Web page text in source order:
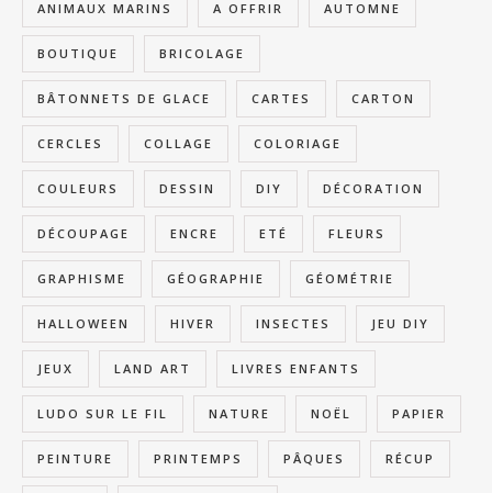
ANIMAUX MARINS A OFFRIR AUTOMNE
BOUTIQUE BRICOLAGE
BÂTONNETS DE GLACE CARTES CARTON
CERCLES COLLAGE COLORIAGE
COULEURS DESSIN DIY DÉCORATION
DÉCOUPAGE ENCRE ETÉ FLEURS
GRAPHISME GÉOGRAPHIE GÉOMÉTRIE
HALLOWEEN HIVER INSECTES JEU DIY
JEUX LAND ART LIVRES ENFANTS
LUDO SUR LE FIL NATURE NOËL PAPIER
PEINTURE PRINTEMPS PÂQUES RÉCUP